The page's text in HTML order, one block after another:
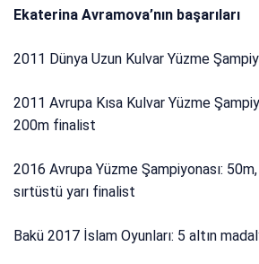
Ekaterina Avramova’nın başarıları
2011 Dünya Uzun Kulvar Yüzme
2011 Avrupa Kısa Kulvar Yüzme
200m finalist
2016 Avrupa Yüzme Şampiyonası:
sırtüstü yarı finalist
Bakü 2017 İslam Oyunları: 5 altın